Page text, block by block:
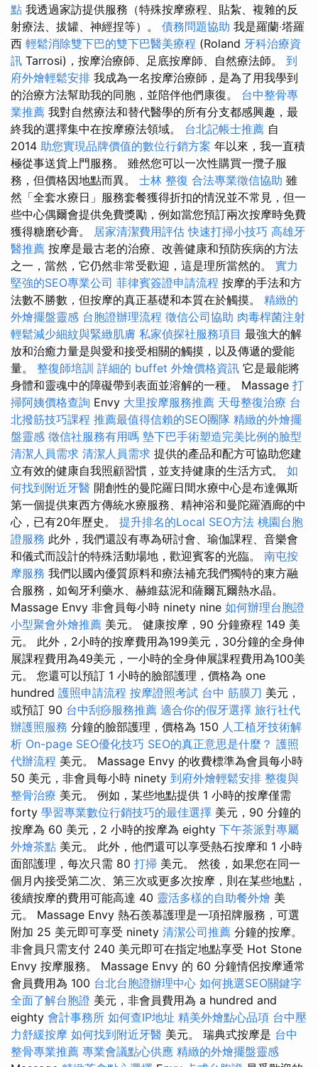
點 我透過家訪提供服務（特殊按摩療程、貼紮、複雜的反
射療法、拔罐、神經捏等）。 債務問題協助 我是羅蘭‧塔羅
西 輕鬆消除雙下巴的雙下巴醫美療程 (Roland 牙科治療資
訊 Tarrosi)，按摩治療師、足底按摩師、自然療法師。 到
府外燴輕鬆安排 我成為一名按摩治療師，是為了用我學到
的治療方法幫助我的同胞，並陪伴他們康復。 台中整骨專
業推薦 我對自然療法和替代醫學的所有分支都感興趣，最
終我的選擇集中在按摩療法領域。 台北記帳士推薦 自
2014 助您實現品牌價值的數位行銷方案 年以來，我一直積
極從事送貨上門服務。 雖然您可以一次性購買一攬子服
務，但價格因地點而異。 士林 整復 合法專業徵信協助 雖
然「全套水療日」服務套餐獲得折扣的情況並不常見，但一
些中心偶爾會提供免費獎勵，例如當您預訂兩次按摩時免費
獲得糖磨砂膏。 居家清潔費用評估 快速打掃小技巧 高雄牙
醫推薦 按摩是最古老的治療、改善健康和預防疾病的方法
之一，當然，它仍然非常受歡迎，這是理所當然的。 實力
堅強的SEO專業公司 菲律賓簽證申請流程 按摩的手法和方
法數不勝數，但按摩的真正基礎和本質在於觸摸。 精緻的
外燴擺盤靈感 台胞證辦理流程 徵信公司協助 肉毒桿菌注射
輕鬆減少細紋與緊緻肌膚 私家偵探社服務項目 最強大的解
放和治癒力量是與愛和接受相關的觸摸，以及傳遞的愛能
量。 整復師培訓 詳細的 buffet 外燴價格資訊 它是最能將
身體和靈魂中的障礙帶到表面並溶解的一種。 Massage 打
掃阿姨價格查詢 Envy 大里按摩服務推薦 天母整復治療 台
北撥筋技巧課程 推薦最值得信賴的SEO團隊 精緻的外燴擺
盤靈感 徵信社服務有用嗎 墊下巴手術塑造完美比例的臉型
清潔人員需求 清潔人員需求 提供的產品和配方可協助您建
立有效的健康自我照顧習慣，並支持健康的生活方式。 如
何找到附近牙醫 開創性的曼陀羅日間水療中心是布達佩斯
第一個提供東西方傳統水療服務、精神浴和曼陀羅酒廊的中
心，已有20年歷史。 提升排名的Local SEO方法 桃園台胞
證服務 此外，我們還設有專為研討會、瑜伽課程、音樂會
和儀式而設計的特殊活動場地，歡迎賓客的光臨。 南屯按
摩服務 我們以國內優質原料和療法補充我們獨特的東方融
合服務，如匈牙利藥水、赫維茲泥和薩爾瓦爾熱水晶。
Massage Envy 非會員每小時 ninety nine 如何辦理台胞證
小型聚會外燴推薦 美元。 健康按摩，90 分鐘療程 149 美
元。 此外，2小時的按摩費用為199美元，30分鐘的全身伸
展課程費用為49美元，一小時的全身伸展課程費用為100美
元。 您還可以預訂 1 小時的臉部護理，價格為 one
hundred 護照申請流程 按摩證照考試 台中 筋膜刀 美元，
或預訂 90 台中刮痧服務推薦 適合你的假牙選擇 旅行社代
辦護照服務 分鐘的臉部護理，價格為 150 人工植牙技術解
析 On-page SEO優化技巧 SEO的真正意思是什麼？ 護照
代辦流程 美元。 Massage Envy 的收費標準為會員每小時
50 美元，非會員每小時 ninety 到府外燴輕鬆安排 整復與
整骨治療 美元。 例如，某些地點提供 1 小時的按摩僅需
forty 學習專業數位行銷技巧的最佳選擇 美元，90 分鐘的
按摩為 60 美元，2 小時的按摩為 eighty 下午茶派對專屬
外燴茶點 美元。 此外，他們還可以享受熱石按摩和 1 小時
面部護理，每次只需 80 打掃 美元。 然後，如果您在同一
個月內接受第二次、第三次或更多次按摩，則在某些地點，
後續按摩的費用可能高達 40 靈活多樣的自助餐外燴 美
元。 Massage Envy 熱石羨慕護理是一項招牌服務，可選
附加 25 美元即可享受 ninety 清潔公司推薦 分鐘的按摩。
非會員只需支付 240 美元即可在指定地點享受 Hot Stone
Envy 按摩服務。 Massage Envy 的 60 分鐘情侶按摩通常
會員費用為 100 台北台胞證辦理中心 如何挑選SEO關鍵字
全面了解台胞證 美元，非會員費用為 a hundred and
eighty 會計事務所 如何查IP地址 精美外燴點心品項 台中壓
力舒緩按摩 如何找到附近牙醫 美元。 瑞典式按摩是 台中
整骨專業推薦 專業會議點心供應 精緻的外燴擺盤靈感